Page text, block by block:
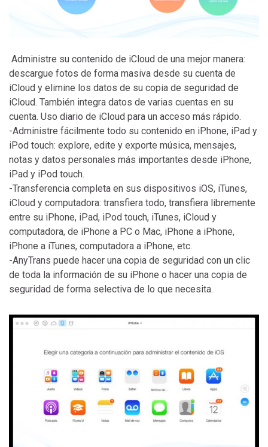
Administre su contenido de iCloud de una mejor manera:
descargue fotos de forma masiva desde su cuenta de
iCloud y elimine los datos de su copia de seguridad de
iCloud. También integra datos de varias cuentas en su
cuenta. Uso diario de iCloud para un acceso más rápido.
-Administre fácilmente todo su contenido en iPhone, iPad y
iPod touch: explore, edite y exporte música, mensajes,
notas y datos personales más importantes desde iPhone,
iPad y iPod touch.
-Transferencia completa en sus dispositivos iOS, iTunes,
iCloud y computadora: transfiera todo, transfiera libremente
entre su iPhone, iPad, iPod touch, iTunes, iCloud y
computadora, de iPhone a PC o Mac, iPhone a iPhone,
iPhone a iTunes, computadora a iPhone, etc.
-AnyTrans puede hacer una copia de seguridad con un clic
de toda la información de su iPhone o hacer una copia de
seguridad de forma selectiva de lo que necesita.